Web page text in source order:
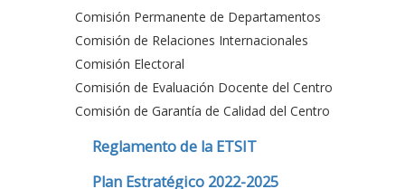
Comisión Permanente de Departamentos
Comisión de Relaciones Internacionales
Comisión Electoral
Comisión de Evaluación Docente del Centro
Comisión de Garantía de Calidad del Centro
Reglamento de la ETSIT
Plan Estratégico 2022-2025